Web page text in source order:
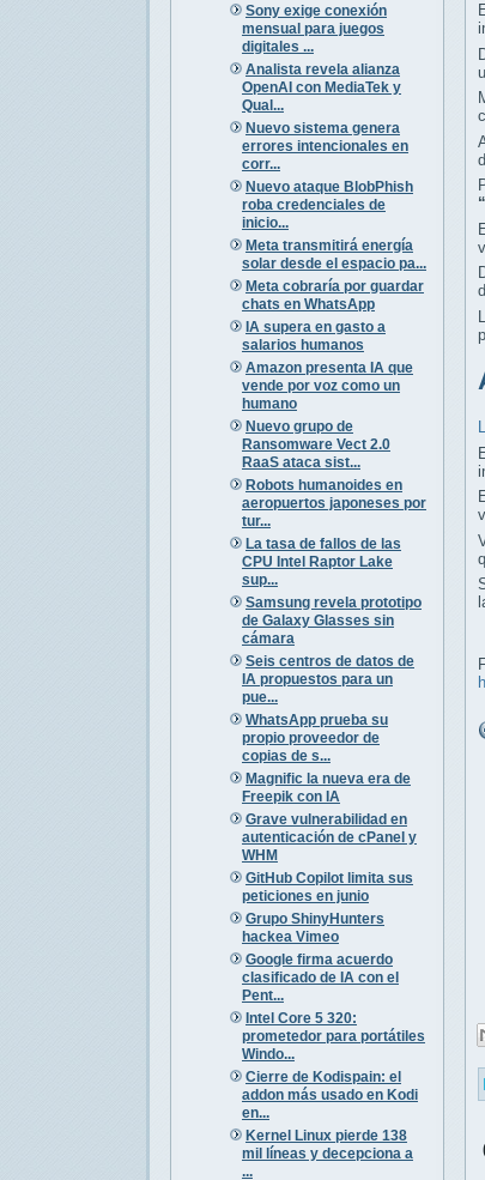
Sony exige conexión
mensual para juegos
digitales ...
Analista revela alianza
OpenAI con MediaTek y
Qual...
Nuevo sistema genera
errores intencionales en
corr...
Nuevo ataque BlobPhish
roba credenciales de
inicio...
Meta transmitirá energía
solar desde el espacio pa...
Meta cobraría por guardar
chats en WhatsApp
IA supera en gasto a
salarios humanos
Amazon presenta IA que
vende por voz como un
humano
Nuevo grupo de
Ransomware Vect 2.0
RaaS ataca sist...
Robots humanoides en
aeropuertos japoneses por
tur...
La tasa de fallos de las
CPU Intel Raptor Lake
sup...
Samsung revela prototipo
de Galaxy Glasses sin
cámara
Seis centros de datos de
IA propuestos para un
pue...
WhatsApp prueba su
propio proveedor de
copias de s...
Magnific la nueva era de
Freepik con IA
Grave vulnerabilidad en
autenticación de cPanel y
WHM
GitHub Copilot limita sus
peticiones en junio
Grupo ShinyHunters
hackea Vimeo
Google firma acuerdo
clasificado de IA con el
Pent...
Intel Core 5 320:
prometedor para portátiles
Windo...
Cierre de Kodispain: el
addon más usado en Kodi
en...
Kernel Linux pierde 138
mil líneas y decepciona a
...